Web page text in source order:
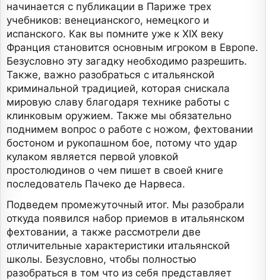
начинается с публикации в Париже трех
учебников: венецианского, немецкого и
испанского. Как вы помните уже к XIX веку
Франция становится основным игроком в Европе.
Безусловно эту загадку необходимо разрешить.
Также, важно разобраться с итальянской
криминальной традицией, которая снискала
мировую славу благодаря технике работы с
клинковым оружием. Также мы обязательно
поднимем вопрос о работе с ножом, фехтовании
бостоном и рукопашном бое, потому что удар
кулаком является первой уловкой
простолюдинов о чем пишет в своей книге
последователь Пачеко де Нарвеса.
Подведем промежуточный итог. Мы разобрали
откуда появился набор приемов в итальянском
фехтовании, а также рассмотрели две
отличительные характеристики итальянской
школы. Безусловно, чтобы полностью
разобраться в том что из себя представляет